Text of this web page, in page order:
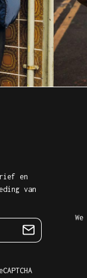
en
van